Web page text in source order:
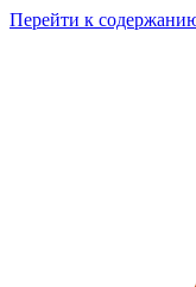
Перейти к